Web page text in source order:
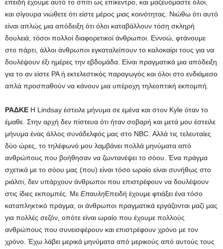
επειδή έχουμε αυτό το σπίτι ως επίκεντρο, και μαζευόμαστε όλοι,
και σίγουρα νιώθετε ότι είστε μέρος μιας κοινότητας. Νιώθω ότι αυτό
είναι απλώς μια απόδειξη ότι όλοι καταβάλλουν τόση σκληρή
δουλειά, τόσοι πολλοί διαφορετικοί άνθρωποι. Εννοώ, φτάνουμε
στο πάρτι, άλλοι άνθρωποι εγκαταλείπουν το καλοκαίρι τους για να
δουλέψουν έξι ημέρες την εβδομάδα. Είναι πραγματικά μια απόδειξη
για το αν είστε PA ή εκτελεστικός παραγωγός και όλοι στο ενδιάμεσο
απλά προσπαθούν να κάνουν μια υπέροχη τηλεοπτική εκπομπή.
ΡΑΔΚΕ Η Lindsay έστειλε μήνυμα σε εμένα και στον Kyle όταν το
έμαθε. Στην αρχή δεν πίστευα ότι ήταν σοβαρή και μετά μου έστειλε
μήνυμα ένας άλλος συνάδελφός μας στο NBC. Αλλά τις τελευταίες
δύο ώρες, το τηλέφωνό μου λαμβάνει πολλά μηνύματα από
ανθρώπους που βοήθησαν να ζωντανέψει το σόου. Ένα πράγμα
σχετικά με το σόου μας (που) είναι τόσο ωραίο είναι συνήθως στο
ριάλιτι, δεν υπάρχουν άνθρωποι που επιστρέφουν να δουλέψουν
στις ίδιες εκπομπές. Με ΕπαυληΕπειδή έχουμε φτιάξει ένα τόσο
καταπληκτικό πράγμα, οι άνθρωποι πραγματικά εργάζονται μαζί μας
για πολλές σεζόν, οπότε είναι ωραίο που έχουμε πολλούς
ανθρώπους που συνεισφέρουν και επιστρέφουν χρόνο με τον
χρόνο. Έχω λάβει μερικά μηνύματα από μερικούς από αυτούς τους